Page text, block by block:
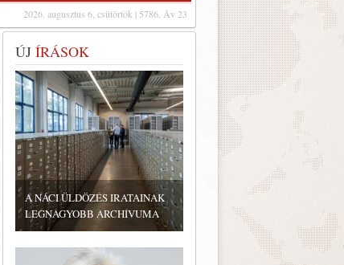
2026. augusztus 6, csütörtök | 5786. Áv 23
ÚJ ÍRÁSOK
A NÁCI ÜLDÖZÉS IRATAINAK
LEGNAGYOBB ARCHÍVUMA